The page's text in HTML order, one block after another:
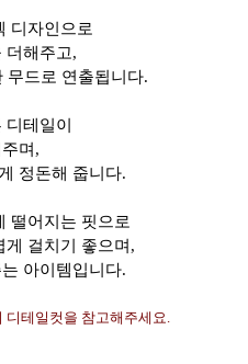
디자인으로
더해주고,
무드로 연출됩니다.
테일이
며,
정돈해 줍니다.
떨어지는 핏으로
게 걸치기 좋으며,
아이템입니다.
테일컷을 참고해주세요.